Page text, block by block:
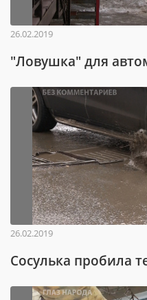
26.02.2019
"Ловушка" для
26.02.2019
Сосулька пробила